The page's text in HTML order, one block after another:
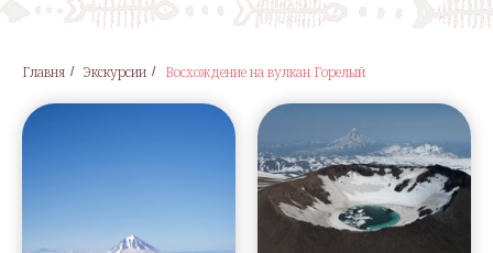
Главня / Экскурсии / Восхождение на вулкан Горелый